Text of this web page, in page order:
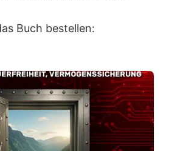
Buch bestellen: